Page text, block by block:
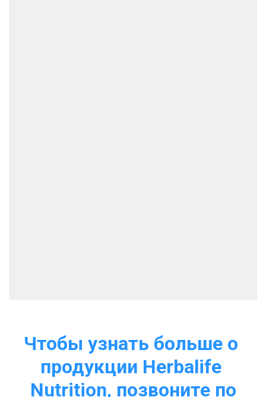
Чтобы узнать больше о
продукции Herbalife
Nutrition, позвоните по